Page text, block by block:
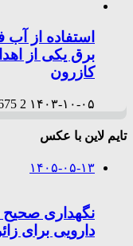
استفاده از
برق یکی از
کازرون
۱۴۰۳-۱۰-۰۵ 2
تایم لاین با عکس
۱۴۰۵-۰۵-۱۳
نگهداری صحیح
دارویی برای